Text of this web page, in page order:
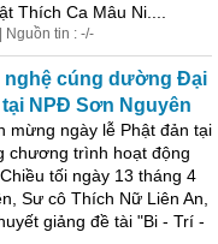
Thích Ca Mâu Ni....
Nguồn tin : -/-
nghệ cúng dường Đại
tại NPĐ Sơn Nguyên
mừng ngày lễ Phật đản tại
chương trình hoạt động
tối ngày 13 tháng 4
Sư cô Thích Nữ Liên An,
giảng đề tài "Bi - Trí -